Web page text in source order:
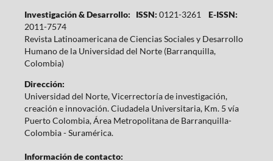
Investigación & Desarrollo: ISSN: 0121-3261
E-ISSN:
2011-7574
Revista Latinoamericana de Ciencias Sociales y Desarrollo
Humano de la Universidad del Norte (Barranquilla,
Colombia)
Dirección:
Universidad del Norte, Vicerrectoría de investigación,
creación e innovación. Ciudadela Universitaria, Km. 5 vía
Puerto Colombia, Área Metropolitana de Barranquilla-
Colombia - Suramérica.
Información de contacto: